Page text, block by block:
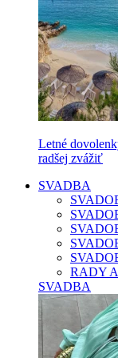
Letné
radšej zvážiť
SVADBA
RADY
SVADBA